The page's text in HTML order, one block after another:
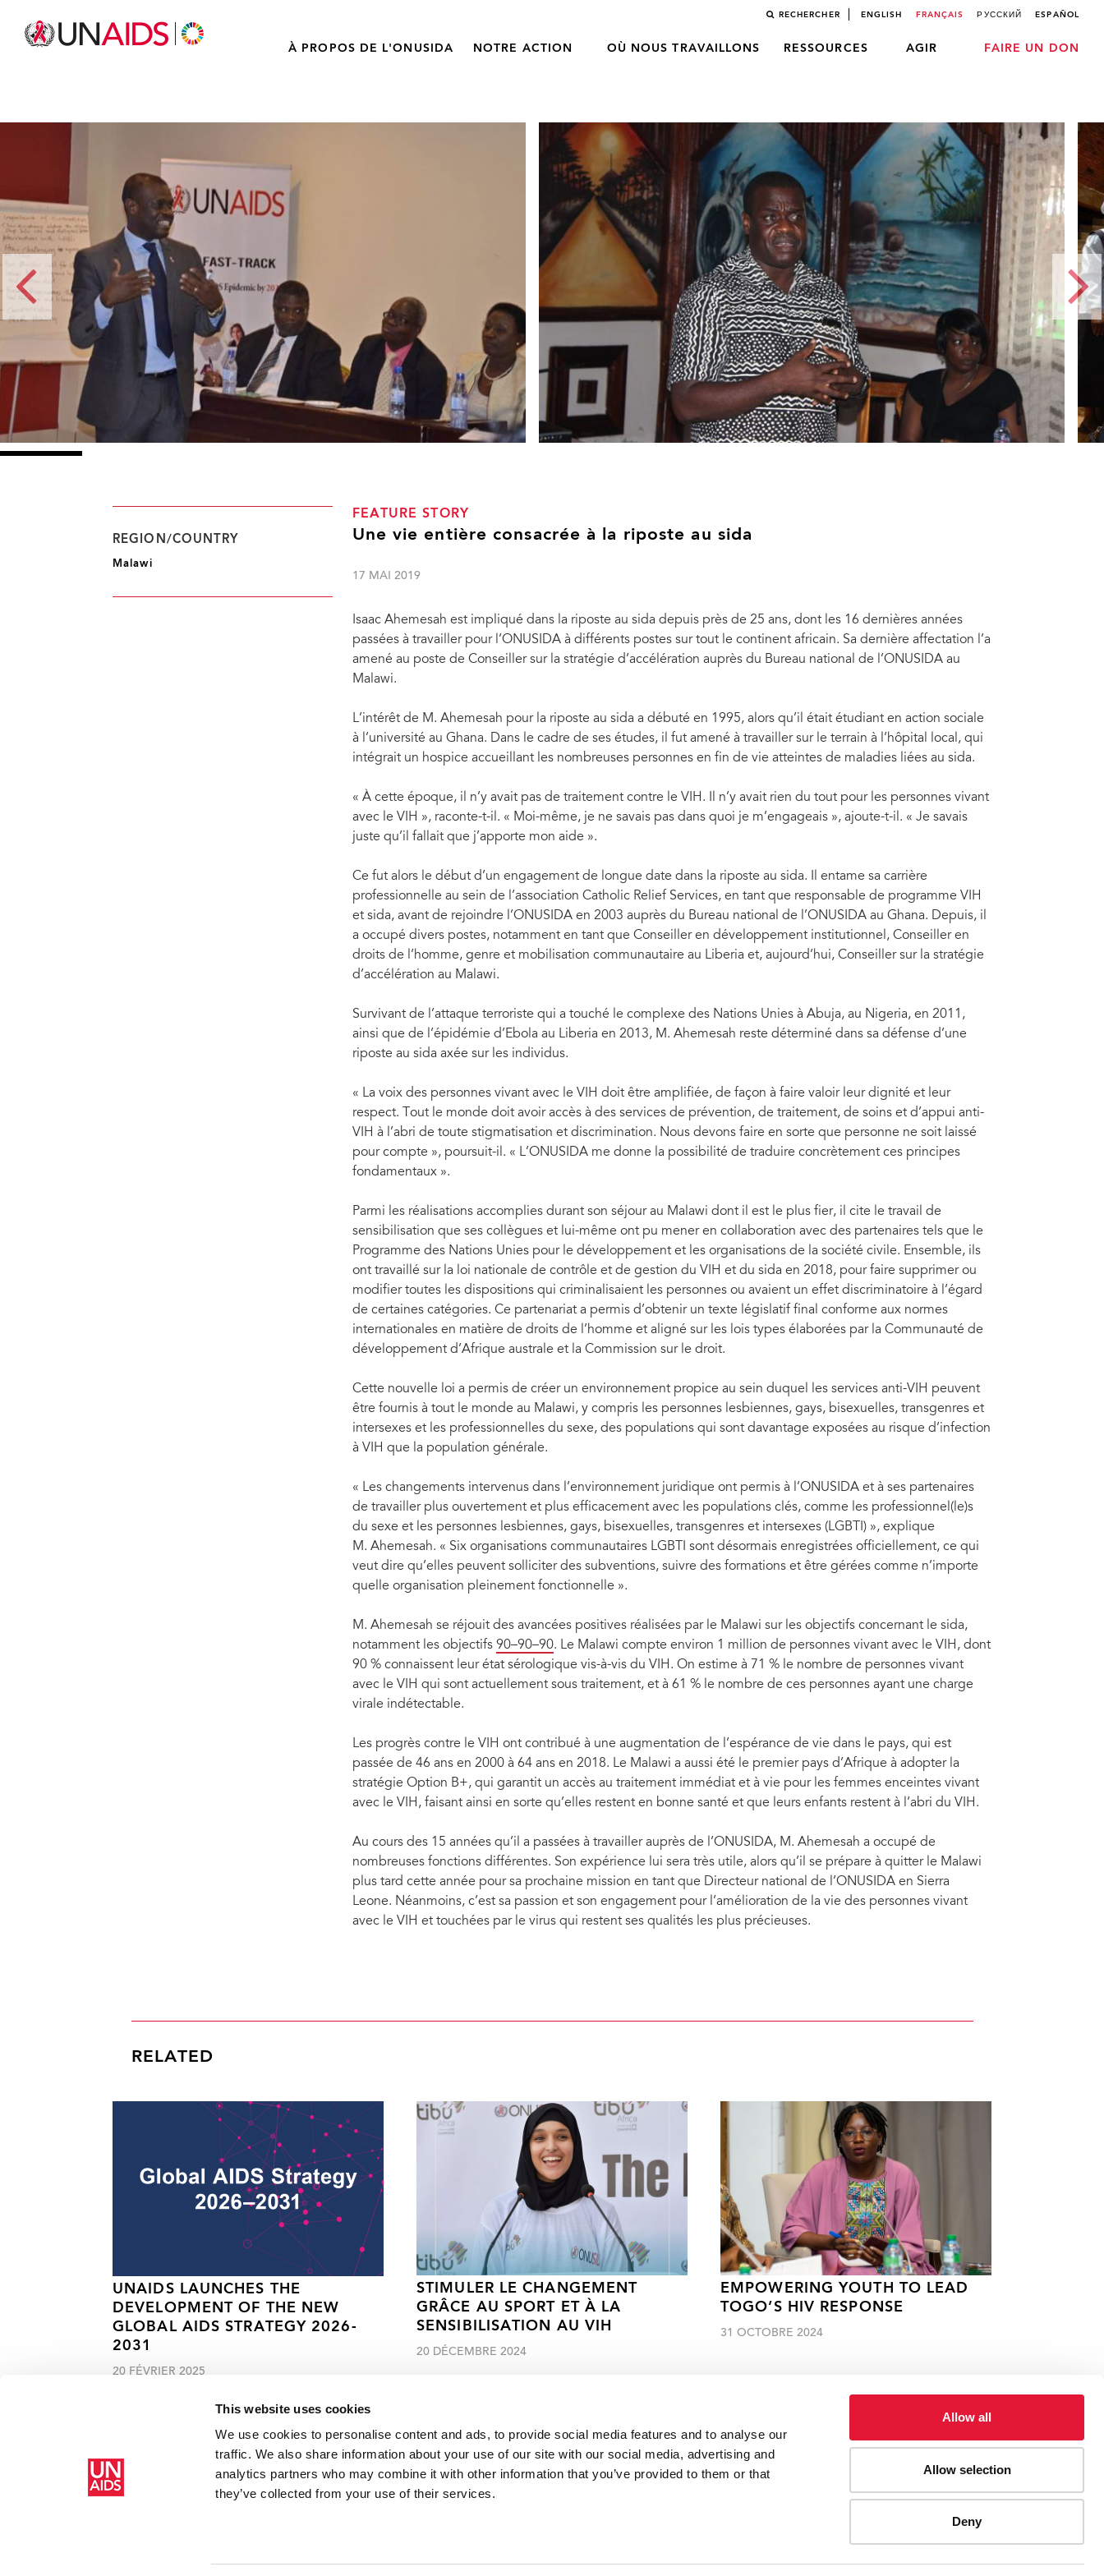
This website uses cookies
We use cookies to personalise content and ads, to provide social media features and to analyse our
traffic. We also share information about your use of our site with our social media, advertising and
analytics partners who may combine it with other information that you’ve provided to them or that
they’ve collected from your use of their services.
Allow all
Allow selection
Deny
RECHERCHER ENGLISH FRANÇAIS РУССКИЙ ESPAÑOL
À PROPOS DE L'ONUSIDA NOTRE ACTION OÙ NOUS TRAVAILLONS RESSOURCES AGIR FAIRE UN DON
FEATURE STORY
Une vie entière consacrée à la riposte au sida
17 MAI 2019
Isaac Ahemesah est impliqué dans la riposte au sida depuis près de 25 ans, dont les 16 dernières années
passées à travailler pour l’ONUSIDA à différents postes sur tout le continent africain. Sa dernière affectation l’a
amené au poste de Conseiller sur la stratégie d’accélération auprès du Bureau national de l’ONUSIDA au
Malawi.
L’intérêt de M. Ahemesah pour la riposte au sida a débuté en 1995, alors qu’il était étudiant en action sociale
à l’université au Ghana. Dans le cadre de ses études, il fut amené à travailler sur le terrain à l’hôpital local, qui
intégrait un hospice accueillant les nombreuses personnes en fin de vie atteintes de maladies liées au sida.
« À cette époque, il n’y avait pas de traitement contre le VIH. Il n’y avait rien du tout pour les personnes vivant
avec le VIH », raconte-t-il. « Moi-même, je ne savais pas dans quoi je m’engageais », ajoute-t-il. « Je savais
juste qu’il fallait que j’apporte mon aide ».
Ce fut alors le début d’un engagement de longue date dans la riposte au sida. Il entame sa carrière
professionnelle au sein de l’association Catholic Relief Services, en tant que responsable de programme VIH
et sida, avant de rejoindre l’ONUSIDA en 2003 auprès du Bureau national de l’ONUSIDA au Ghana. Depuis, il
a occupé divers postes, notamment en tant que Conseiller en développement institutionnel, Conseiller en
droits de l’homme, genre et mobilisation communautaire au Liberia et, aujourd’hui, Conseiller sur la stratégie
d’accélération au Malawi.
Survivant de l’attaque terroriste qui a touché le complexe des Nations Unies à Abuja, au Nigeria, en 2011,
ainsi que de l’épidémie d’Ebola au Liberia en 2013, M. Ahemesah reste déterminé dans sa défense d’une
riposte au sida axée sur les individus.
« La voix des personnes vivant avec le VIH doit être amplifiée, de façon à faire valoir leur dignité et leur
respect. Tout le monde doit avoir accès à des services de prévention, de traitement, de soins et d’appui anti-
VIH à l’abri de toute stigmatisation et discrimination. Nous devons faire en sorte que personne ne soit laissé
pour compte », poursuit-il. « L’ONUSIDA me donne la possibilité de traduire concrètement ces principes
fondamentaux ».
Parmi les réalisations accomplies durant son séjour au Malawi dont il est le plus fier, il cite le travail de
sensibilisation que ses collègues et lui-même ont pu mener en collaboration avec des partenaires tels que le
Programme des Nations Unies pour le développement et les organisations de la société civile. Ensemble, ils
ont travaillé sur la loi nationale de contrôle et de gestion du VIH et du sida en 2018, pour faire supprimer ou
modifier toutes les dispositions qui criminalisaient les personnes ou avaient un effet discriminatoire à l’égard
de certaines catégories. Ce partenariat a permis d’obtenir un texte législatif final conforme aux normes
internationales en matière de droits de l’homme et aligné sur les lois types élaborées par la Communauté de
développement d’Afrique australe et la Commission sur le droit.
Cette nouvelle loi a permis de créer un environnement propice au sein duquel les services anti-VIH peuvent
être fournis à tout le monde au Malawi, y compris les personnes lesbiennes, gays, bisexuelles, transgenres et
intersexes et les professionnelles du sexe, des populations qui sont davantage exposées au risque d’infection
à VIH que la population générale.
« Les changements intervenus dans l’environnement juridique ont permis à l’ONUSIDA et à ses partenaires
de travailler plus ouvertement et plus efficacement avec les populations clés, comme les professionnel(le)s
du sexe et les personnes lesbiennes, gays, bisexuelles, transgenres et intersexes (LGBTI) », explique
M. Ahemesah. « Six organisations communautaires LGBTI sont désormais enregistrées officiellement, ce qui
veut dire qu’elles peuvent solliciter des subventions, suivre des formations et être gérées comme n’importe
quelle organisation pleinement fonctionnelle ».
M. Ahemesah se réjouit des avancées positives réalisées par le Malawi sur les objectifs concernant le sida,
notamment les objectifs 90–90–90. Le Malawi compte environ 1 million de personnes vivant avec le VIH, dont
90 % connaissent leur état sérologique vis-à-vis du VIH. On estime à 71 % le nombre de personnes vivant
avec le VIH qui sont actuellement sous traitement, et à 61 % le nombre de ces personnes ayant une charge
virale indétectable.
Les progrès contre le VIH ont contribué à une augmentation de l’espérance de vie dans le pays, qui est
passée de 46 ans en 2000 à 64 ans en 2018. Le Malawi a aussi été le premier pays d’Afrique à adopter la
stratégie Option B+, qui garantit un accès au traitement immédiat et à vie pour les femmes enceintes vivant
avec le VIH, faisant ainsi en sorte qu’elles restent en bonne santé et que leurs enfants restent à l’abri du VIH.
Au cours des 15 années qu’il a passées à travailler auprès de l’ONUSIDA, M. Ahemesah a occupé de
nombreuses fonctions différentes. Son expérience lui sera très utile, alors qu’il se prépare à quitter le Malawi
plus tard cette année pour sa prochaine mission en tant que Directeur national de l’ONUSIDA en Sierra
Leone. Néanmoins, c’est sa passion et son engagement pour l’amélioration de la vie des personnes vivant
avec le VIH et touchées par le virus qui restent ses qualités les plus précieuses.
REGION/COUNTRY
Malawi
RELATED
UNAIDS LAUNCHES THE
DEVELOPMENT OF THE NEW
GLOBAL AIDS STRATEGY 2026-
2031
20 FÉVRIER 2025
STIMULER LE CHANGEMENT
GRÂCE AU SPORT ET À LA
SENSIBILISATION AU VIH
20 DÉCEMBRE 2024
EMPOWERING YOUTH TO LEAD
TOGO’S HIV RESPONSE
31 OCTOBRE 2024
Ressources - En savoir plus sur le travail de l’ONUSIDA Cliquez ici pour accéder aux reportages, vidéos, publications, infographies, etc. Une vie entière consacrée à la riposte au sida